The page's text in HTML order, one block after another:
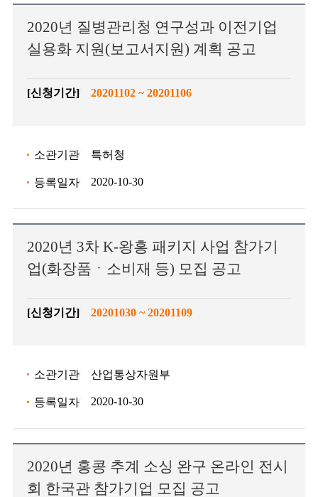
2020년 질병관리청 연구성과 이전기업
실용화 지원(보고서지원) 계획 공고
[신청기간] 20201102 ~ 20201106
소관기관 특허청
등록일자 2020-10-30
2020년 3차 K-왕홍 패키지 사업 참가기
업(화장품ㆍ소비재 등) 모집 공고
[신청기간] 20201030 ~ 20201109
소관기관 산업통상자원부
등록일자 2020-10-30
2020년 홍콩 추계 소싱 완구 온라인 전시
회 한국관 참가기업 모집 공고